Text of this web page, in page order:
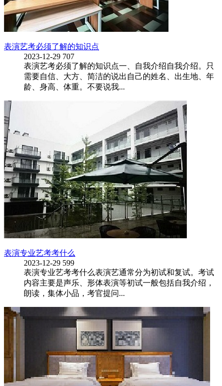
表演艺考必须了解的知识点
2023-12-29 707
表演艺考必须了解的知识点一、自我介绍自我介绍。只
需要自信、大方、简洁的说出自己的姓名、出生地、年
龄、身高、体重。不要说我...
表演专业艺考考什么
2023-12-29 599
表演专业艺考考什么表演艺通常分为初试和复试。考试
内容主要是声乐、形体表演等初试一般包括自我介绍，
朗读，集体小品，考官提问...